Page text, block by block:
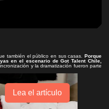
también el público en sus casas. Porque
en el escenario de Got Talent Chile,
y la dramatización fueron parte
Lea el artículo